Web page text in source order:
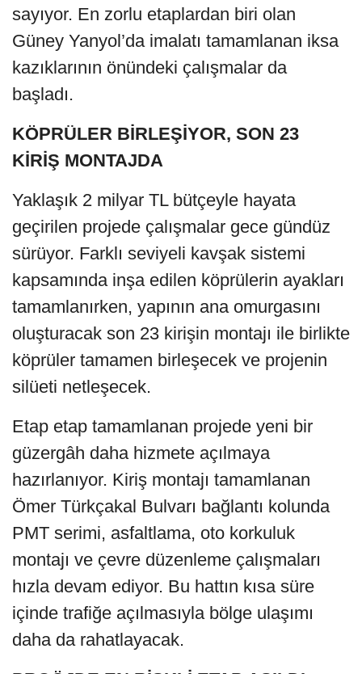
sayıyor. En zorlu etaplardan biri olan
Güney Yanyol’da imalatı tamamlanan iksa
kazıklarının önündeki çalışmalar da
başladı.
KÖPRÜLER BİRLEŞİYOR, SON 23
KİRİŞ MONTAJDA
Yaklaşık 2 milyar TL bütçeyle hayata
geçirilen projede çalışmalar gece gündüz
sürüyor. Farklı seviyeli kavşak sistemi
kapsamında inşa edilen köprülerin ayakları
tamamlanırken, yapının ana omurgasını
oluşturacak son 23 kirişin montajı ile birlikte
köprüler tamamen birleşecek ve projenin
silüeti netleşecek.
Etap etap tamamlanan projede yeni bir
güzergâh daha hizmete açılmaya
hazırlanıyor. Kiriş montajı tamamlanan
Ömer Türkçakal Bulvarı bağlantı kolunda
PMT serimi, asfaltlama, oto korkuluk
montajı ve çevre düzenleme çalışmaları
hızla devam ediyor. Bu hattın kısa süre
içinde trafiğe açılmasıyla bölge ulaşımı
daha da rahatlayacak.